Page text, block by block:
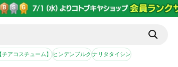
チアコスチューム】ヒンデンブルクナリタタイシン